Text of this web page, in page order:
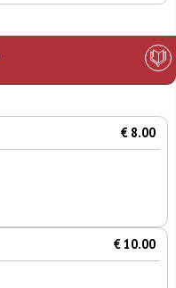
€ 8.00
€ 10.00